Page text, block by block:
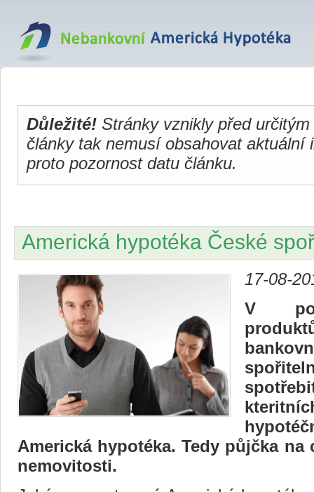
Důležité! Stránky vznikly před
články tak nemusí obsahovat aktuální
proto pozornost datu článku.
Americká hypotéka České
17-08-
V
Americká hypotéka. Tedy půjčka
nemovitosti.